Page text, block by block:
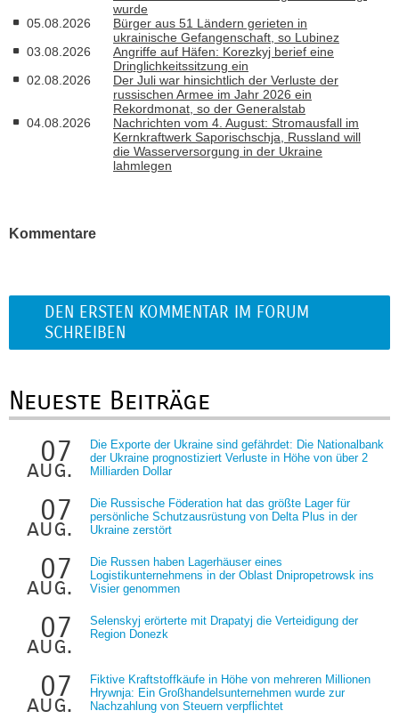
wurde
05.08.2026
Bürger aus 51 Ländern gerieten in
ukrainische Gefangenschaft, so Lubinez
03.08.2026
Angriffe auf Häfen: Korezkyj berief eine
Dringlichkeitssitzung ein
02.08.2026
Der Juli war hinsichtlich der Verluste der
russischen Armee im Jahr 2026 ein
Rekordmonat, so der Generalstab
04.08.2026
Nachrichten vom 4. August: Stromausfall im
Kernkraftwerk Saporischschja, Russland will
die Wasserversorgung in der Ukraine
lahmlegen
Kommentare
DEN ERSTEN KOMMENTAR IM FORUM
SCHREIBEN
Neueste Beiträge
07
aug.
Die Exporte der Ukraine sind gefährdet: Die Nationalbank
der Ukraine prognostiziert Verluste in Höhe von über 2
Milliarden Dollar
07
aug.
Die Russische Föderation hat das größte Lager für
persönliche Schutzausrüstung von Delta Plus in der
Ukraine zerstört
07
aug.
Die Russen haben Lagerhäuser eines
Logistikunternehmens in der Oblast Dnipropetrowsk ins
Visier genommen
07
aug.
Selenskyj erörterte mit Drapatyj die Verteidigung der
Region Donezk
07
aug.
Fiktive Kraftstoffkäufe in Höhe von mehreren Millionen
Hrywnja: Ein Großhandelsunternehmen wurde zur
Nachzahlung von Steuern verpflichtet